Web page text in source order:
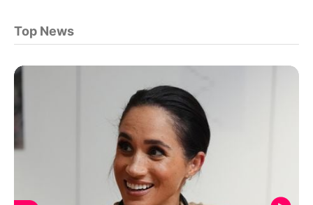
Top News